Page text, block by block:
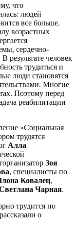
что
людей
все больше.
возрастных
сердечно-
результате человек
трудиться и
люди становятся
Многие
Поэтому перед
реабилитации
«Социальная
трудятся
Алла
Зоя
, специалисты по
Ковалец,
Чарная.
трудится по
о